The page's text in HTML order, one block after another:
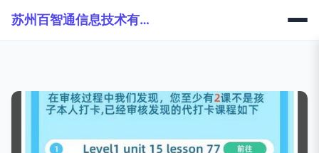
苏州百智通信息技术有限公司